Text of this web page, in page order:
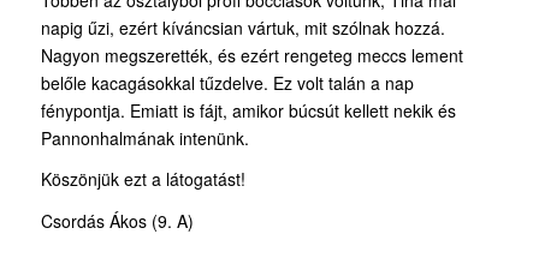
napig űzi, ezért kíváncsian vártuk, mit szólnak hozzá.
Nagyon megszerették, és ezért rengeteg meccs lement
belőle kacagásokkal tűzdelve. Ez volt talán a nap
fénypontja. Emiatt is fájt, amikor búcsút kellett nekik és
Pannonhalmának intenünk.
Köszönjük ezt a látogatást!
Csordás Ákos (9. A)